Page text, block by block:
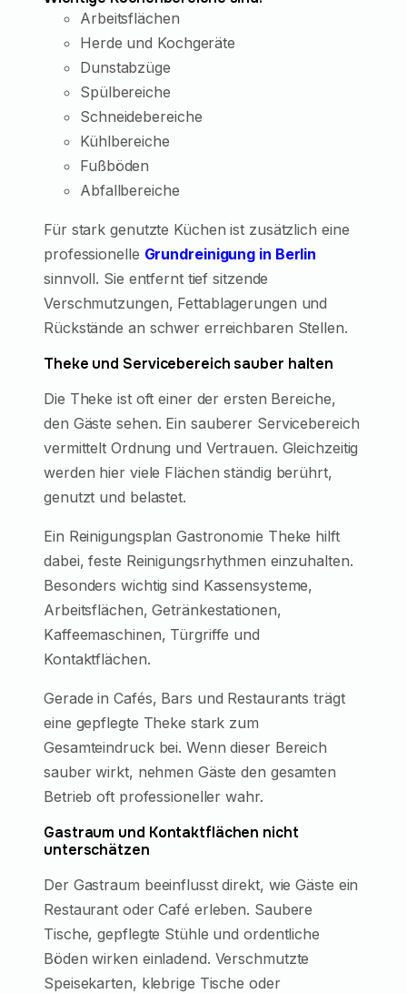
Arbeitsflächen
Herde und Kochgeräte
Dunstabzüge
Spülbereiche
Schneidebereiche
Kühlbereiche
Fußböden
Abfallbereiche
Für stark genutzte Küchen ist zusätzlich eine
professionelle Grundreinigung in Berlin
sinnvoll. Sie entfernt tief sitzende
Verschmutzungen, Fettablagerungen und
Rückstände an schwer erreichbaren Stellen.
Theke und Servicebereich sauber halten
Die Theke ist oft einer der ersten Bereiche,
den Gäste sehen. Ein sauberer Servicebereich
vermittelt Ordnung und Vertrauen. Gleichzeitig
werden hier viele Flächen ständig berührt,
genutzt und belastet.
Ein Reinigungsplan Gastronomie Theke hilft
dabei, feste Reinigungsrhythmen einzuhalten.
Besonders wichtig sind Kassensysteme,
Arbeitsflächen, Getränkestationen,
Kaffeemaschinen, Türgriffe und
Kontaktflächen.
Gerade in Cafés, Bars und Restaurants trägt
eine gepflegte Theke stark zum
Gesamteindruck bei. Wenn dieser Bereich
sauber wirkt, nehmen Gäste den gesamten
Betrieb oft professioneller wahr.
Gastraum und Kontaktflächen nicht
unterschätzen
Der Gastraum beeinflusst direkt, wie Gäste ein
Restaurant oder Café erleben. Saubere
Tische, gepflegte Stühle und ordentliche
Böden wirken einladend. Verschmutzte
Speisekarten, klebrige Tische oder